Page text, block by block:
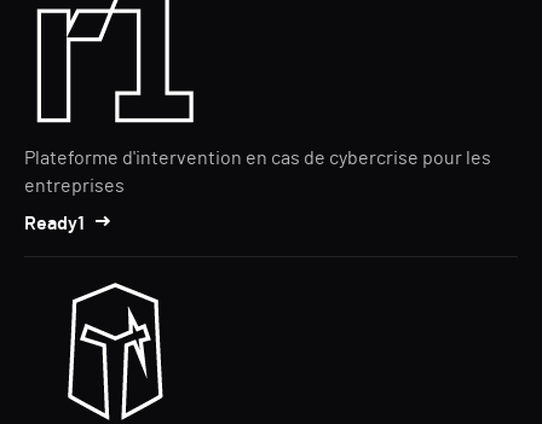
Plateforme d'intervention en cas de cybercrise pour les
entreprises
Ready1